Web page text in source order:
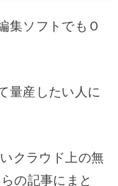
集ソフトでもＯ
量産したい人に
クラウド上の無
の記事にまと